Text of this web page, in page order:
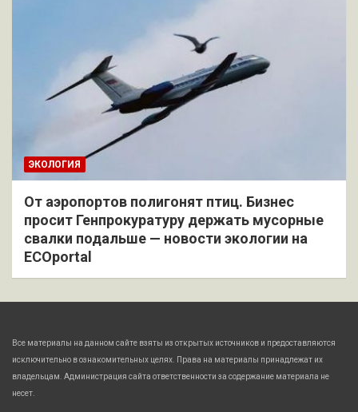
ЭКОЛОГИЯ
От аэропортов полигонят птиц. Бизнес
просит Генпрокуратуру держать мусорные
свалки подальше — новости экологии на
ECOportal
Все материалы на данном сайте взяты из открытых источников и предоставляются
исключительно в ознакомительных целях. Права на материалы принадлежат их
владельцам. Администрация сайта ответственности за содержание материала не
несет.